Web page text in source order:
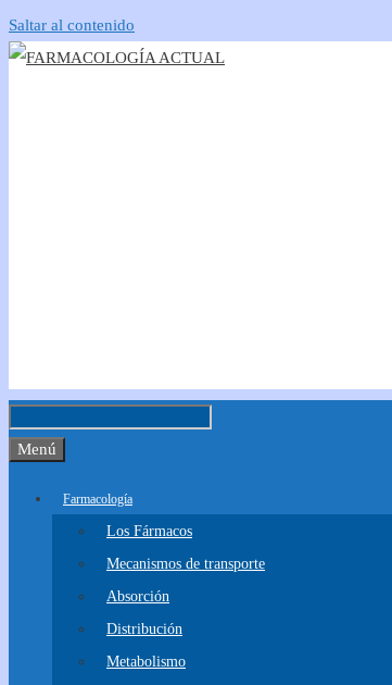
Saltar al contenido
Menú
Farmacología
Los Fármacos
Mecanismos de transporte
Absorción
Distribución
Metabolismo